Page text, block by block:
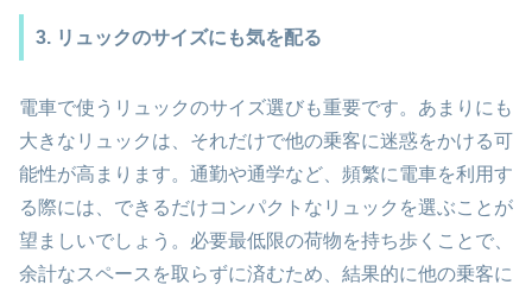
3. リュックのサイズにも気を配る
電車で使うリュックのサイズ選びも重要です。あまりにも
大きなリュックは、それだけで他の乗客に迷惑をかける可
能性が高まります。通勤や通学など、頻繁に電車を利用す
る際には、できるだけコンパクトなリュックを選ぶことが
望ましいでしょう。必要最低限の荷物を持ち歩くことで、
余計なスペースを取らずに済むため、結果的に他の乗客に